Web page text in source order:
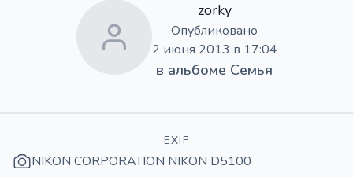
zorky
Опубликовано
2 июня 2013 в 17:04
в альбоме Семья
EXIF
NIKON CORPORATION NIKON D5100